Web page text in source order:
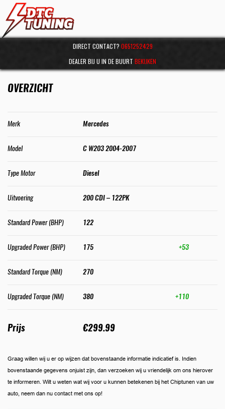
DIRECT CONTACT? 0651252429
DEALER BIJ U IN DE BUURT BEKIJKEN
OVERZICHT
Merk Mercedes
Model C W203 2004-2007
Type Motor Diesel
Uitvoering 200 CDI – 122PK
Standard Power (BHP) 122
Upgraded Power (BHP) 175 +53
Standard Torque (NM) 270
Upgraded Torque (NM) 380 +110
Prijs €299.99
Graag willen wij u er op wijzen dat bovenstaande informatie indicatief is. Indien
bovenstaande gegevens onjuist zijn, dan verzoeken wij u vriendelijk om ons hierover
te informeren. Wilt u weten wat wij voor u kunnen betekenen bij het Chiptunen van uw
auto, neem dan nu contact met ons op!